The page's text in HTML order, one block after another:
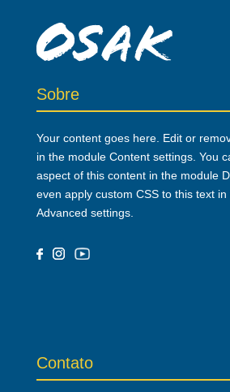
Sobre
Your content goes here. Edit or
in the module Content settings. You
aspect of this content in the module
even apply custom CSS to this text
Advanced settings.
Contato